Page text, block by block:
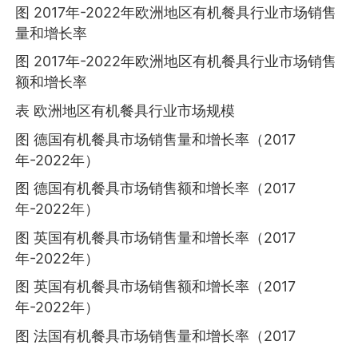
图 2017年-2022年欧洲地区有机餐具行业市场销售
量和增长率
图 2017年-2022年欧洲地区有机餐具行业市场销售
额和增长率
表 欧洲地区有机餐具行业市场规模
图 德国有机餐具市场销售量和增长率（2017
年-2022年）
图 德国有机餐具市场销售额和增长率（2017
年-2022年）
图 英国有机餐具市场销售量和增长率（2017
年-2022年）
图 英国有机餐具市场销售额和增长率（2017
年-2022年）
图 法国有机餐具市场销售量和增长率（2017